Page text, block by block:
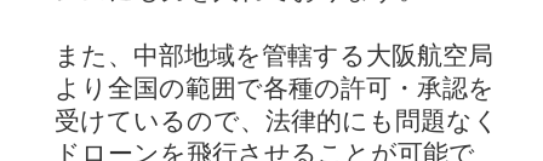
また、中部地域を管轄する大阪航空局
より全国の範囲で各種の許可・承認を
受けているので、法律的にも問題なく
ドローンを飛行させることが可能で